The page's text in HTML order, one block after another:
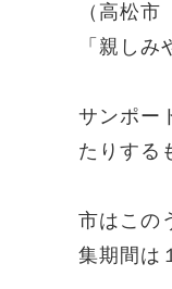
（高松
「親し
サンポー
たりする
市はこの
集期間は